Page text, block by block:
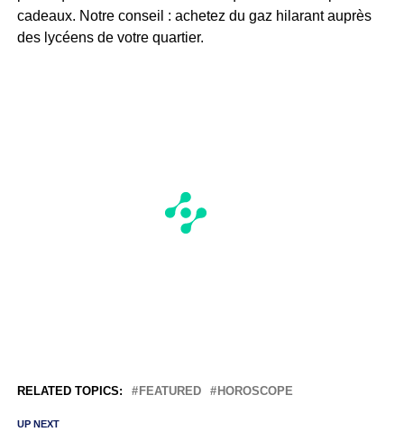
cadeaux. Notre conseil : achetez du gaz hilarant auprès
des lycéens de votre quartier.
RELATED TOPICS: FEATURED HOROSCOPE
UP NEXT